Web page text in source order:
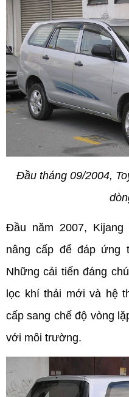
Đầu tháng 09/2004,
Đầu năm 2007,
nâng cấp để đáp ứng
Những cải tiến đáng
lọc khí thải mới và hệ
cấp sang chế độ vòng
với môi trường.